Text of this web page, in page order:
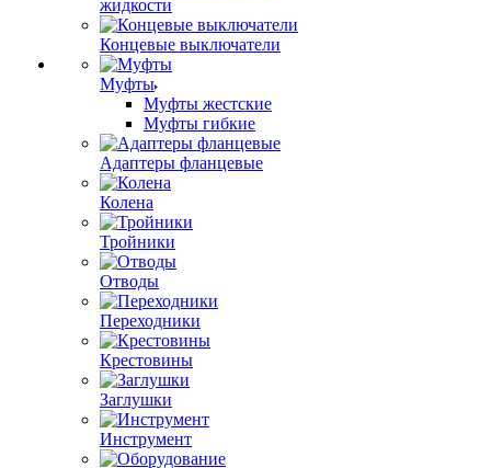
жидкости
Концевые выключатели
Муфты
Муфты жестские
Муфты гибкие
Адаптеры фланцевые
Колена
Тройники
Отводы
Переходники
Крестовины
Заглушки
Инструмент